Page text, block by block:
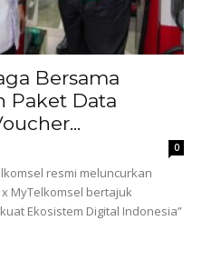
Bersama
Paket Data
0
resmi meluncurkan
MyTelkomsel bertajuk
Ekosistem Digital Indonesia”